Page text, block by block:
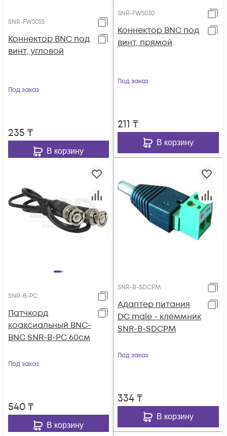
SNR-FW5055
Коннектор BNC под
винт, угловой
Под заказ
235 ₸
В корзину
SNR-FW5030
Коннектор BNC под
винт, прямой
Под заказ
211 ₸
В корзину
SNR-B-PC
Патчкорд
коаксиальный BNC-
BNC SNR-B-PC 60см
Под заказ
540₸
В корзину
SNR-B-SDCPM
Адаптер питания
DC male - клеммник
SNR-B-SDCPM
Под заказ
334₸
В корзину